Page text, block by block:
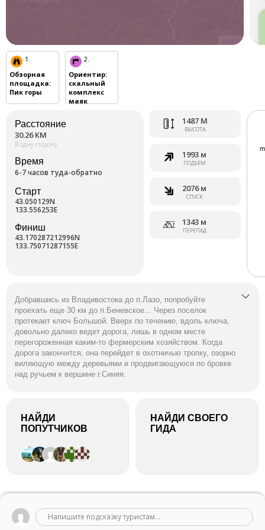
Leaflet
1.
Обзорная
площадка:
Пик горы
2.
Ориентир:
скальный
комплекс
маяк
Расстояние
30.26 КМ
В одну сторону
Время
6-7 часов туда-обратно
Старт
43.050129N
133.556253E
Финиш
43.170287212996N
133.75071287155E
1487 М
ВЫСОТА
1993 м
ПОДЪЕМ
2076 м
СПУСК
1343 м
ПЕРЕПАД
m
Добравшись из Владивостока до п.Лазо, попробуйте
проехать еще 30 км до п.Беневское... Через поселок
протекает ключ Большой. Вверх по течению, вдоль ключа,
довольно далеко ведет дорога, лишь в одном месте
перегороженная каким-то фермерским хозяйством. Когда
дорога закончится, она перейдет в охотничью тропку, озорно
виляющую между деревьями и продвигающуюся по бровке
над ручьем к вершине г.Синяя.
на восток до г. Беневской (858 м) и далее вниз по
направлению к одноименному поселку.
По возвращению в Беневское в летний сезон можно
искупаться в реке Киевка, наслаждаясь неспешным
Описание с http://kedr.primorye.ru/biblio/nature/sinyy/
НАЙДИ
ПОПУТЧИКОВ
НАЙДИ СВОЕГО
ГИДА
Напишите подсказку туристам...